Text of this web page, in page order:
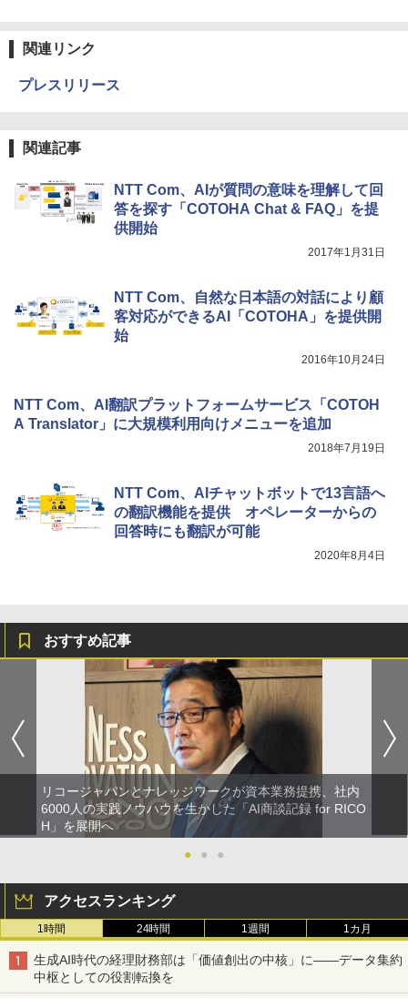
関連リンク
プレスリリース
関連記事
NTT Com、AIが質問の意味を理解して回
答を探す「COTOHA Chat & FAQ」を提
供開始
2017年1月31日
NTT Com、自然な日本語の対話により顧
客対応ができるAI「COTOHA」を提供開
始
2016年10月24日
NTT Com、AI翻訳プラットフォームサービス「COTOH
A Translator」に大規模利用向けメニューを追加
2018年7月19日
NTT Com、AIチャットボットで13言語へ
の翻訳機能を提供 オペレーターからの
回答時にも翻訳が可能
2020年8月4日
おすすめ記事
リコージャパンとナレッジワークが資本業務提携、社内
6000人の実践ノウハウを生かした「AI商談記録 for RICO
H」を展開へ
●
● ●
アクセスランキング
1時間 24時間 1週間 1カ月
生成AI時代の経理財務部は「価値創出の中核」に――データ集約
中枢としての役割転換を